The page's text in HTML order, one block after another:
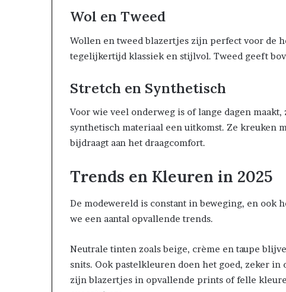
Wol en Tweed
Wollen en tweed blazertjes zijn perfect voor de
tegelijkertijd klassiek en stijlvol. Tweed geeft
Stretch en Synthetisch
Voor wie veel onderweg is of lange dagen
synthetisch materiaal een uitkomst. Ze kreuken
bijdraagt aan het draagcomfort.
Trends en Kleuren in 2025
De modewereld is constant in beweging, en
we een aantal opvallende trends.
Neutrale tinten zoals beige, crème en taupe
snits. Ook pastelkleuren doen het goed, zeker in
zijn blazertjes in opvallende prints of felle